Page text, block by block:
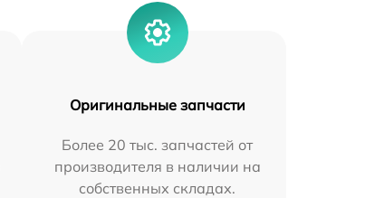
Оригинальные запчасти
Более 20 тыс. запчастей от
производителя в наличии на
собственных складах.